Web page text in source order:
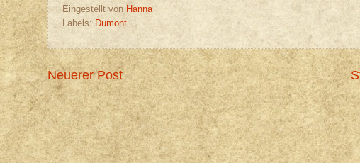
Eingestellt von Hanna
Labels: Dumont
Neuerer Post